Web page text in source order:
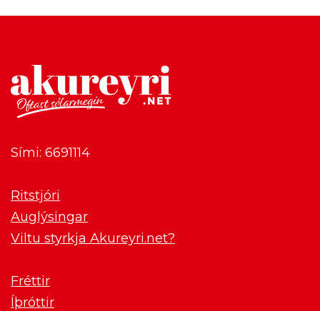
Sími: 6691114
Ritstjóri
Auglýsingar
Viltu styrkja Akureyri.net?
Fréttir
Íþróttir